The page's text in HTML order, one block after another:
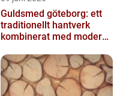
Guldsmed göteborg: ett
traditionellt hantverk
kombinerat med modern